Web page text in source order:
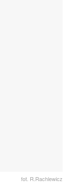
fot. R.Rachlewicz